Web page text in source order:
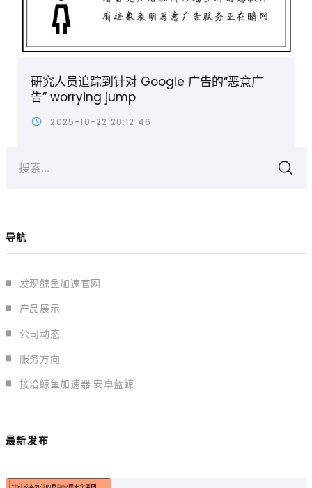
研究人员追踪到针对 Google 广告的“恶意广
告” worrying jump
2025-10-22 20:12:46
搜索...
导航
发现鲸鱼加速官网
产品展示
公司动态
服务方向
接洽鲸鱼加速器 安卓蓝鲸
最新发布